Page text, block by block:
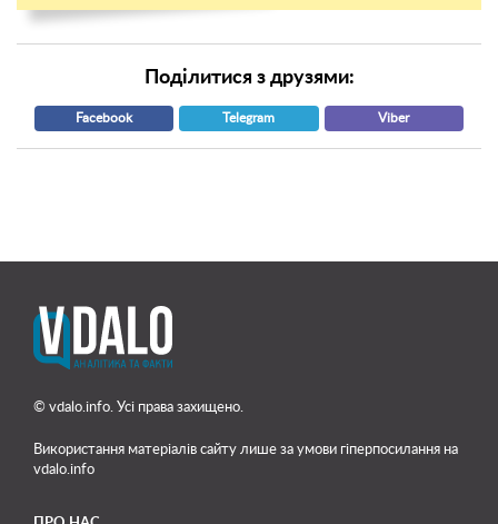
Поділитися з друзями:
Facebook Telegram Viber
© vdalo.info. Усі права захищено.
Використання матеріалів сайту лише за умови гіперпосилання на
vdalo.info